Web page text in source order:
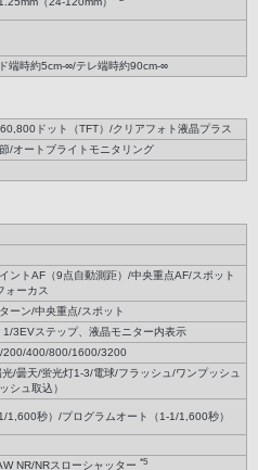
端時約5cm-∞/テレ端時約90cm-∞
ドット（TFT）/クリアフォト液晶プラス
/オートブライトモニタリング
ントAF（9点自動測距）/中央重点AF/スポット
ォーカス
ーン/中央重点/スポット
1/3EVステップ、液晶モニター内表示
200/400/800/1600/3200
光/曇天/蛍光灯1-3/電球/フラッシュ/ワンプッシュ
シュ取込）
1,600秒）/プログラムオート（1-1/1,600秒）
NR/NRスローシャッター *5